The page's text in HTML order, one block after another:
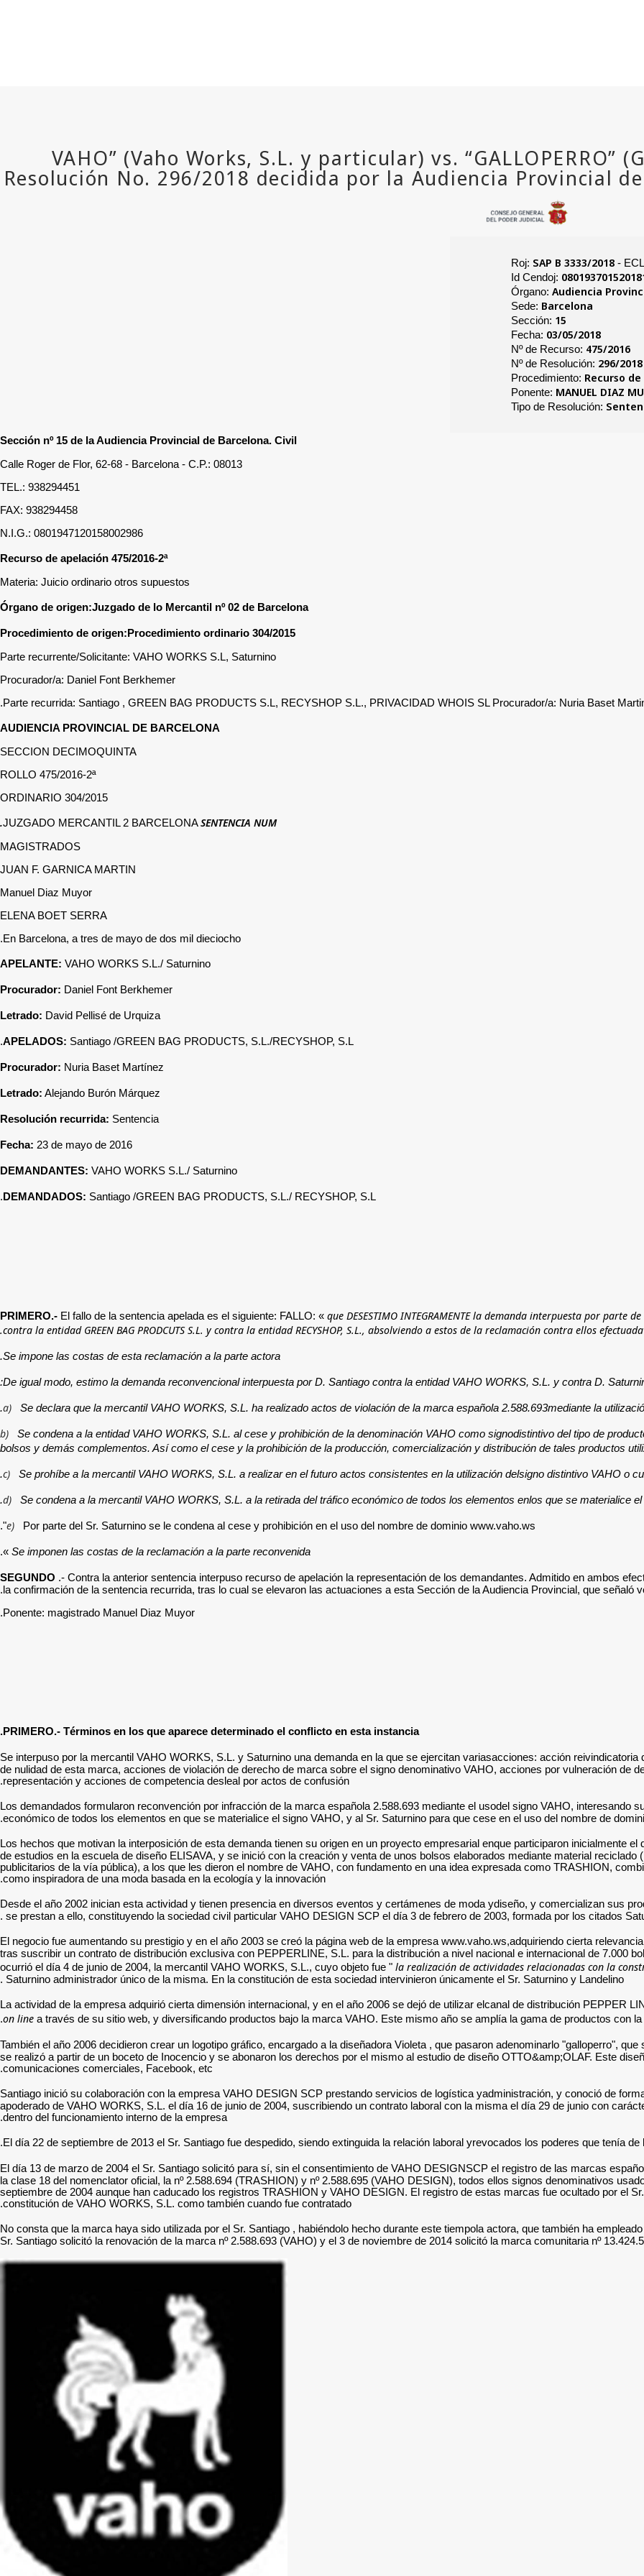
Roj: SAP B 3333/2018-
Id Cendoj:
Órgano: Audiencia
Sede: Barcelona
Sección: 15
Fecha: 03/05/2018
Nº de Recurso: 475/2016
Nº de Resolución: 296/2018
Procedimiento: Recurso
Ponente: MANUEL DIAZ
Tipo de Resolución:
Sección nº 15 de la Audiencia Provincial de Barcelona. Civil
Calle Roger de Flor, 62-68 - Barcelona - C.P.: 08013
TEL.: 938294451
FAX: 938294458
N.I.G.: 0801947120158002986
Recurso de apelación 475/2016-2ª
Materia: Juicio ordinario otros supuestos
Órgano de origen:Juzgado de lo Mercantil nº 02 de Barcelona
Procedimiento de origen:Procedimiento ordinario 304/2015
Parte recurrente/Solicitante: VAHO WORKS S.L, Saturnino
Procurador/a: Daniel Font Berkhemer
Parte recurrida: Santiago , GREEN BAG PRODUCTS S.L, RECYSHOP S.L., PRIVACIDAD WHOIS SL Procurador/a: Nuria Baset
AUDIENCIA PROVINCIAL DE BARCELONA
SECCION DECIMOQUINTA
ROLLO 475/2016-2ª
ORDINARIO 304/2015
JUZGADO MERCANTIL 2 BARCELONASENTENCIA NUM.
MAGISTRADOS
JUAN F. GARNICA MARTIN
Manuel Diaz Muyor
ELENA BOET SERRA
En Barcelona, a tres de mayo de dos mil dieciocho.
APELANTE: VAHO WORKS S.L./ Saturnino
Procurador: Daniel Font Berkhemer
Letrado: David Pellisé de Urquiza
APELADOS: Santiago /GREEN BAG PRODUCTS, S.L./RECYSHOP, S.L.
Procurador: Nuria Baset Martínez
Letrado: Alejando Burón Márquez
Resolución recurrida: Sentencia
Fecha: 23 de mayo de 2016
DEMANDANTES: VAHO WORKS S.L./ Saturnino
DEMANDADOS: Santiago /GREEN BAG PRODUCTS, S.L./ RECYSHOP, S.L.
PRIMERO.- El fallo de la sentencia apelada es el siguiente: FALLO: « que DESESTIMO INTEGRAMENTE la demanda interpuesta por parte
contra la entidad GREEN BAG PRODCUTS S.L. y contra la entidad RECYSHOP, S.L., absolviendo a estos de la reclamación contra ellos efectuada.
Se impone las costas de esta reclamación a la parte actora.
De igual modo, estimo la demanda reconvencional interpuesta por D. Santiago contra la entidad VAHO WORKS, S.L. y contra D.
a) Se declara que la mercantil VAHO WORKS, S.L. ha realizado actos de violación de la marca española 2.588.693mediante la
b)
Se condena a la entidad VAHO WORKS, S.L. al cese y prohibición de la denominación VAHO como signodistintivo del tipo de
bolsos y demás complementos. Así como el cese y la prohibición de la producción, comercialización y distribución de tales productos
c) Se prohíbe a la mercantil VAHO WORKS, S.L. a realizar en el futuro actos consistentes en la utilización delsigno distintivo VAHO o
d) Se condena a la mercantil VAHO WORKS, S.L. a la retirada del tráfico económico de todos los elementos enlos que se materialice
e) Por parte del Sr. Saturnino se le condena al cese y prohibición en el uso del nombre de dominio www.vaho.ws".
Se imponen las costas de la reclamación a la parte reconvenida
».
SEGUNDO .- Contra la anterior sentencia interpuso recurso de apelación la representación de los demandantes. Admitido en ambos
la confirmación de la sentencia recurrida, tras lo cual se elevaron las actuaciones a esta Sección de la Audiencia Provincial, que señaló
Ponente: magistrado Manuel Diaz Muyor.
PRIMERO.- Términos en los que aparece determinado el conflicto en esta instancia.
Se interpuso por la mercantil VAHO WORKS, S.L. y Saturnino una demanda en la que se ejercitan variasacciones: acción
de nulidad de esta marca, acciones de violación de derecho de marca sobre el signo denominativo VAHO, acciones por vulneración de
representación y acciones de competencia desleal por actos de confusión.
Los demandados formularon reconvención por infracción de la marca española 2.588.693 mediante el usodel signo VAHO, interesando
económico de todos los elementos en que se materialice el signo VAHO, y al Sr. Saturnino para que cese en el uso del nombre de
Los hechos que motivan la interposición de esta demanda tienen su origen en un proyecto empresarial enque participaron inicialmente
de estudios en la escuela de diseño ELISAVA, y se inició con la creación y venta de unos bolsos elaborados mediante material
publicitarios de la vía pública), a los que les dieron el nombre de VAHO, con fundamento en una idea expresada como TRASHION,
como inspiradora de una moda basada en la ecología y la innovación.
Desde el año 2002 inician esta actividad y tienen presencia en diversos eventos y certámenes de moda ydiseño, y comercializan sus
se prestan a ello, constituyendo la sociedad civil particular VAHO DESIGN SCP el día 3 de febrero de 2003, formada por los citados
El negocio fue aumentando su prestigio y en el año 2003 se creó la página web de la empresa www.vaho.ws,adquiriendo cierta
tras suscribir un contrato de distribución exclusiva con PEPPERLINE, S.L. para la distribución a nivel nacional e internacional de 7.000
ocurrió el día 4 de junio de 2004, la mercantil VAHO WORKS, S.L., cuyo objeto fue " la realización de actividades relacionadas con la
Saturnino administrador único de la misma. En la constitución de esta sociedad intervinieron únicamente el Sr. Saturnino y Landelino .
La actividad de la empresa adquirió cierta dimensión internacional, y en el año 2006 se dejó de utilizar elcanal de distribución PEPPER
on line a través de su sitio web, y diversificando productos bajo la marca VAHO. Este mismo año se amplía la gama de productos con la
También el año 2006 decidieron crear un logotipo gráfico, encargado a la diseñadora Violeta , que pasaron adenominarlo "galloperro",
se realizó a partir de un boceto de Inocencio y se abonaron los derechos por el mismo al estudio de diseño OTTO&amp;OLAF. Este
comunicaciones comerciales, Facebook, etc.
Santiago inició su colaboración con la empresa VAHO DESIGN SCP prestando servicios de logística yadministración, y conoció de
apoderado de VAHO WORKS, S.L. el día 16 de junio de 2004, suscribiendo un contrato laboral con la misma el día 29 de junio con
dentro del funcionamiento interno de la empresa.
El día 22 de septiembre de 2013 el Sr. Santiago fue despedido, siendo extinguida la relación laboral yrevocados los poderes que tenía
El día 13 de marzo de 2004 el Sr. Santiago solicitó para sí, sin el consentimiento de VAHO DESIGNSCP el registro de las marcas
la clase 18 del nomenclator oficial, la nº 2.588.694 (TRASHION) y nº 2.588.695 (VAHO DESIGN), todos ellos signos denominativos
septiembre de 2004 aunque han caducado los registros TRASHION y VAHO DESIGN. El registro de estas marcas fue ocultado por el
constitución de VAHO WORKS, S.L. como también cuando fue contratado.
No consta que la marca haya sido utilizada por el Sr. Santiago , habiéndolo hecho durante este tiempola actora, que también ha
Sr. Santiago solicitó la renovación de la marca nº 2.588.693 (VAHO) y el 3 de noviembre de 2014 solicitó la marca comunitaria nº